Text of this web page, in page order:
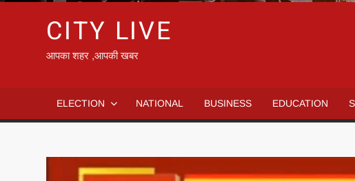
CITY LIVE
आपका शहर ,आपकी खबर
ELECTION NATIONAL BUSINESS EDUCATION